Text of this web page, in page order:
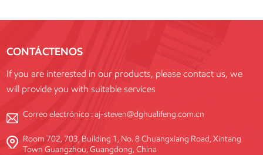
CONTÁCTENOS
If you are interested in our products, please contact us, we
will provide you with suitable services
Correo electrónico :aj-steven@dghualifeng.com.cn
Room 702, 703, Building 1, No. 8 Chuangxiang Road, Xintang
Town Guangzhou, Guangdong, China